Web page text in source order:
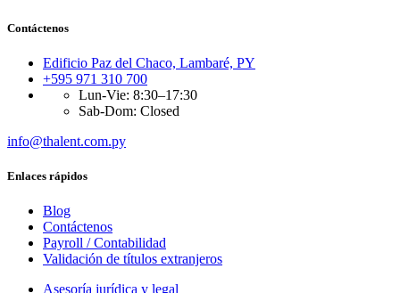
Contáctenos
Edificio Paz del Chaco, Lambaré, PY
+595 971 310 700
Lun-Vie: 8:30–17:30
Sab-Dom: Closed
info@thalent.com.py
Enlaces rápidos
Blog
Contáctenos
Payroll / Contabilidad
Validación de títulos extranjeros
Asesoría jurídica y legal